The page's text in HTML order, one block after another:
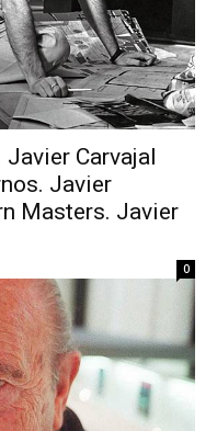
Carvajal
Javier
Masters. Javier
0